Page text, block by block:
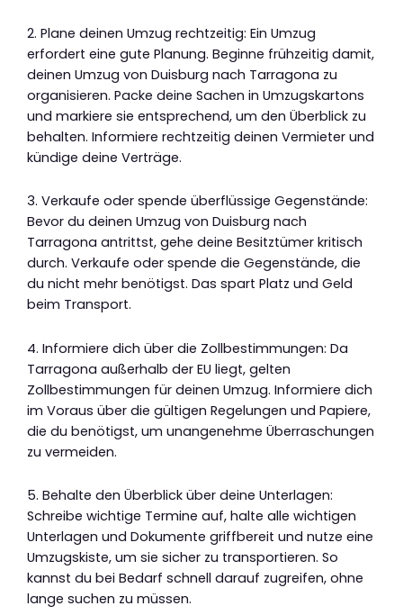
2. Plane deinen Umzug rechtzeitig: Ein Umzug
erfordert eine gute Planung. Beginne frühzeitig damit,
deinen Umzug von Duisburg nach Tarragona zu
organisieren. Packe deine Sachen in Umzugskartons
und markiere sie entsprechend, um den Überblick zu
behalten. Informiere rechtzeitig deinen Vermieter und
kündige deine Verträge.
3. Verkaufe oder spende überflüssige Gegenstände:
Bevor du deinen Umzug von Duisburg nach
Tarragona antrittst, gehe deine Besitztümer kritisch
durch. Verkaufe oder spende die Gegenstände, die
du nicht mehr benötigst. Das spart Platz und Geld
beim Transport.
4. Informiere dich über die Zollbestimmungen: Da
Tarragona außerhalb der EU liegt, gelten
Zollbestimmungen für deinen Umzug. Informiere dich
im Voraus über die gültigen Regelungen und Papiere,
die du benötigst, um unangenehme Überraschungen
zu vermeiden.
5. Behalte den Überblick über deine Unterlagen:
Schreibe wichtige Termine auf, halte alle wichtigen
Unterlagen und Dokumente griffbereit und nutze eine
Umzugskiste, um sie sicher zu transportieren. So
kannst du bei Bedarf schnell darauf zugreifen, ohne
lange suchen zu müssen.